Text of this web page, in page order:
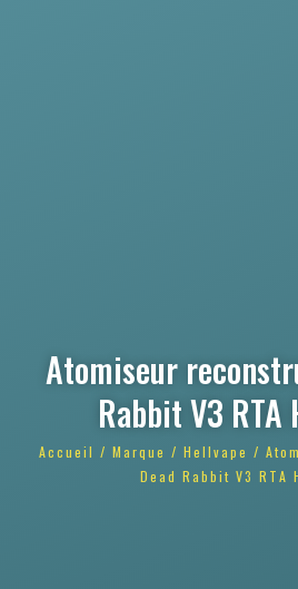
Atomiseur
Rabbit V3 RTA
Accueil / Marque / Hellvape /
Dead Rabbit V3 RTA